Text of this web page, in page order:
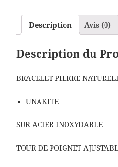
Description Avis (0)
Description du
BRACELET PIERRE
UNAKITE
SUR ACIER INOXYDABLE
TOUR DE POIGNET